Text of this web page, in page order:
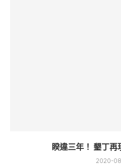
睽違三年！ 墾丁
2020-